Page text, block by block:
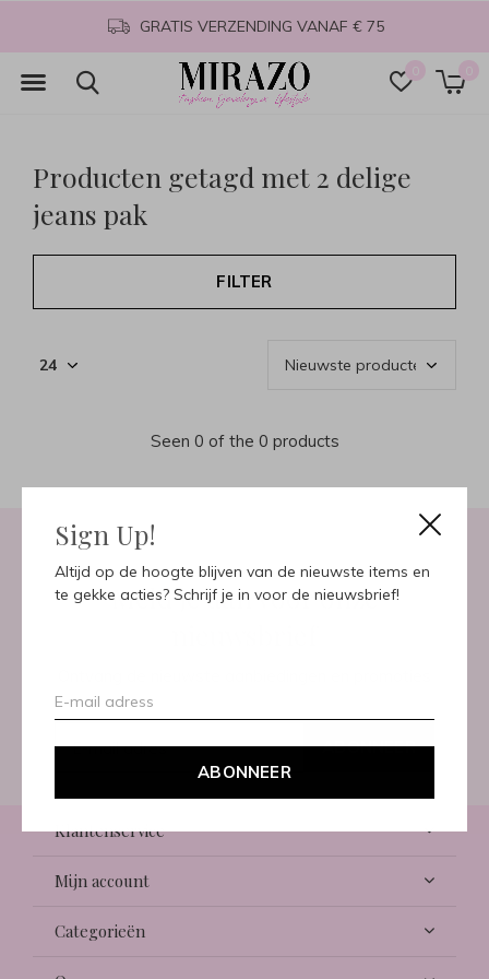
Sign Up!
Altijd op de hoogte blijven van de nieuwste items en
te gekke acties? Schrijf je in voor de nieuwsbrief!
ABONNEER
0 0
GRATIS VERZENDING VANAF € 75
Producten getagd met 2 delige
jeans pak
FILTER
Seen 0 of the 0 products
Meld je aan voor onze
ABONNEER
Klantenservice
Mijn account
Categorieën